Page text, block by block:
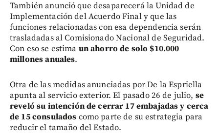
También anunció que desaparecerá la Unidad de
Implementación del Acuerdo Final y que las
funciones relacionadas con esa dependencia serán
trasladadas al Comisionado Nacional de Seguridad.
Con eso se estima un ahorro de solo $10.000
millones anuales.
Otra de las medidas anunciadas por De la Espriella
apunta al servicio exterior. El pasado 26 de julio, se
reveló su intención de cerrar 17 embajadas y cerca
de 15 consulados como parte de su estrategia para
reducir el tamaño del Estado.